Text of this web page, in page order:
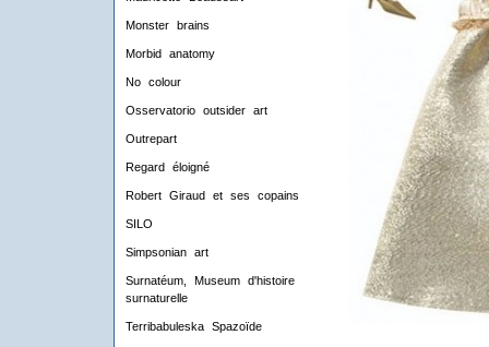
Monster brains
Morbid anatomy
No colour
Osservatorio outsider art
Outrepart
Regard éloigné
Robert Giraud et ses copains
SILO
Simpsonian art
Surnatéum, Museum d'histoire
surnaturelle
Terribabuleska Spazoïde